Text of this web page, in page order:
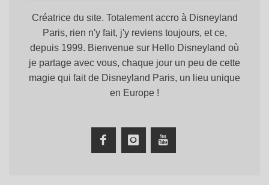
Créatrice du site. Totalement accro à Disneyland
Paris, rien n'y fait, j'y reviens toujours, et ce,
depuis 1999. Bienvenue sur Hello Disneyland où
je partage avec vous, chaque jour un peu de cette
magie qui fait de Disneyland Paris, un lieu unique
en Europe !